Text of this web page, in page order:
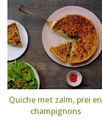
Quiche met zalm, prei en
champignons